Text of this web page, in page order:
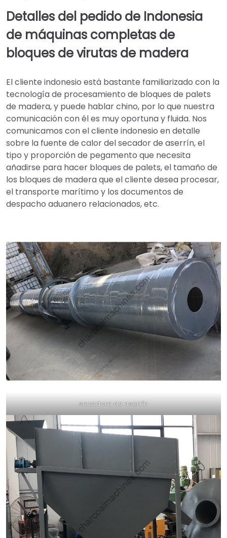
Detalles del pedido de Indonesia
de máquinas completas de
bloques de virutas de madera
El cliente indonesio está bastante familiarizado con la
tecnología de procesamiento de bloques de palets
de madera, y puede hablar chino, por lo que nuestra
comunicación con él es muy oportuna y fluida. Nos
comunicamos con el cliente indonesio en detalle
sobre la fuente de calor del secador de aserrín, el
tipo y proporción de pegamento que necesita
añadirse para hacer bloques de palets, el tamaño de
los bloques de madera que el cliente desea procesar,
el transporte marítimo y los documentos de
despacho aduanero relacionados, etc.
secadora de aserrín